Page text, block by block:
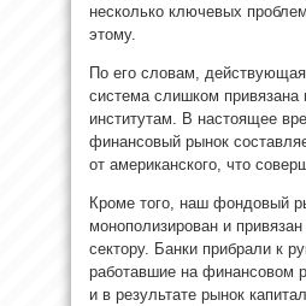
несколько ключевых
этому.
По его словам,
система слишком привязана
институтам. В настоящее
финансовый рынок
от американского, что
Кроме того, наш фондовый
монополизирован и
сектору. Банки прибрали к
работавшие на финансовом
и в результате рынок